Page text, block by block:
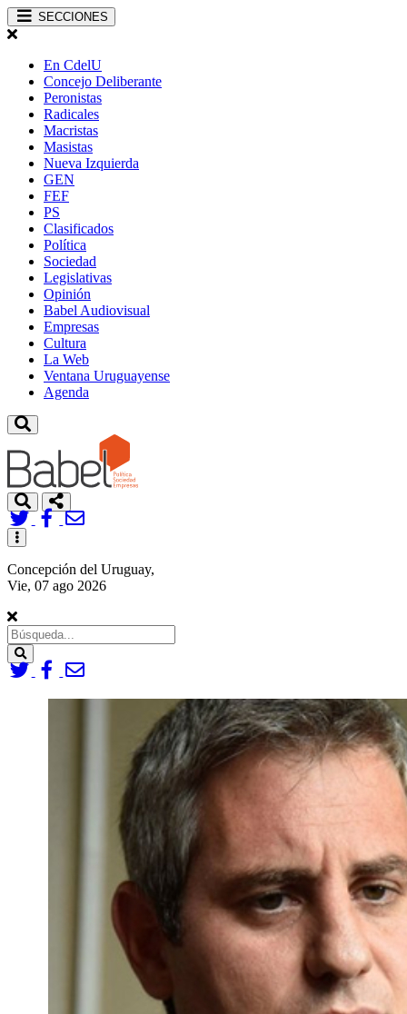
SECCIONES
En CdelU
Concejo Deliberante
Peronistas
Radicales
Macristas
Masistas
Nueva Izquierda
GEN
FEF
PS
Clasificados
Política
Sociedad
Legislativas
Opinión
Babel Audiovisual
Empresas
Cultura
La Web
Ventana Uruguayense
Agenda
Toggle
navigation
Concepción del Uruguay,
Vie, 07 ago 2026
Search